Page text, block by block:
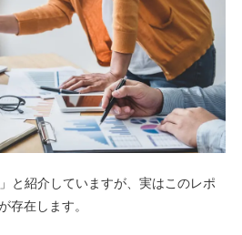
と紹介していますが、実はこのレポ
存在します。